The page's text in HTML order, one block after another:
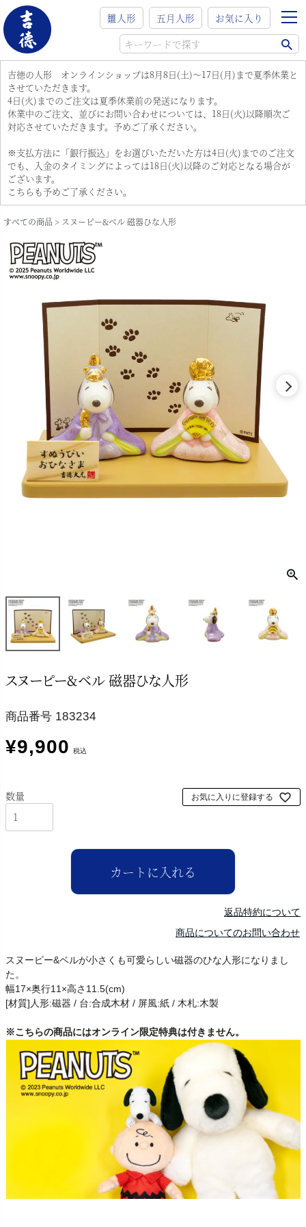
雛人形 五月人形 お気に入り
吉徳の人形 オンラインショップは8月8日(土)～17日(月)まで夏季休業と
させていただきます。
4日(火)までのご注文は夏季休業前の発送になります。
休業中のご注文、並びにお問い合わせについては、18日(火)以降順次ご
対応させていただきます。予めご了承ください。
※支払方法に「銀行振込」をお選びいただいた方は4日(火)までのご注文
でも、入金のタイミングによっては18日(火)以降のご対応となる場合が
ございます。
こちらも予めご了承ください。
すべての商品 スヌーピー&ベル 磁器ひな人形
スヌーピー&ベル 磁器ひな人形
商品番号 183234
¥9,900 税込
お気に入りに登録する
カートに入れる
返品特約について
商品についてのお問い合わせ
スヌーピー&ベルが小さくも可愛らしい磁器のひな人形になりまし
た。
幅17×奥行11×高さ11.5(cm)
[材質]人形:磁器 / 台:合成木材 / 屏風:紙 / 木札:木製
※こちらの商品にはオンライン限定特典は付きません。